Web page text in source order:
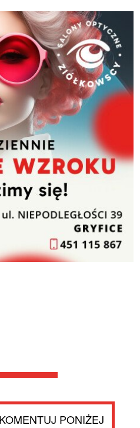
PONIŻEJ